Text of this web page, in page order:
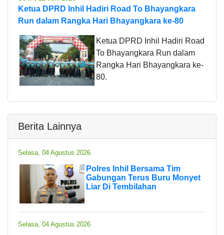
Ketua DPRD Inhil Hadiri Road To Bhayangkara
Run dalam Rangka Hari Bhayangkara ke-80
Ketua DPRD Inhil Hadiri Road
To Bhayangkara Run dalam
Rangka Hari Bhayangkara ke-
80.
Berita Lainnya
Selasa, 04 Agustus 2026
Polres Inhil Bersama Tim
Gabungan Terus Buru Monyet
Liar Di Tembilahan
Selasa, 04 Agustus 2026